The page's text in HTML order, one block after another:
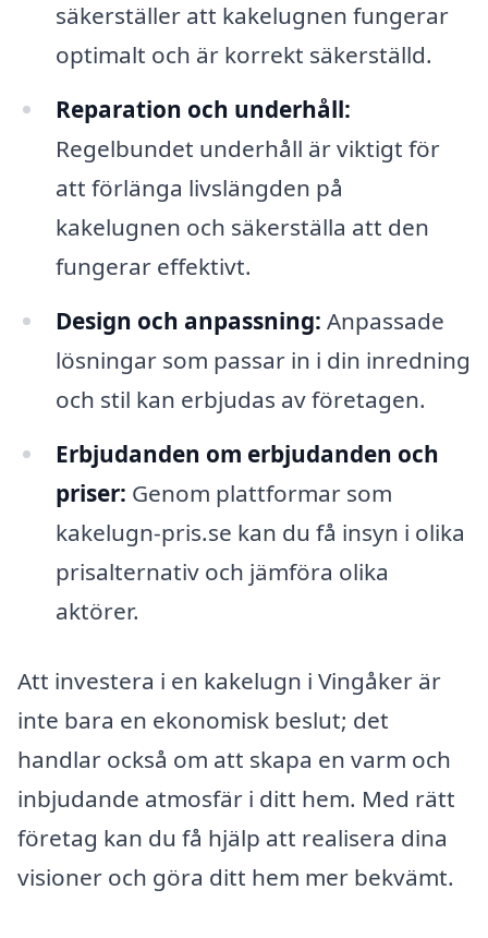
säkerställer att kakelugnen fungerar
optimalt och är korrekt säkerställd.
Reparation och underhåll:
Regelbundet underhåll är viktigt för
att förlänga livslängden på
kakelugnen och säkerställa att den
fungerar effektivt.
Design och anpassning: Anpassade
lösningar som passar in i din inredning
och stil kan erbjudas av företagen.
Erbjudanden om erbjudanden och
priser: Genom plattformar som
kakelugn-pris.se kan du få insyn i olika
prisalternativ och jämföra olika
aktörer.
Att investera i en kakelugn i Vingåker är
inte bara en ekonomisk beslut; det
handlar också om att skapa en varm och
inbjudande atmosfär i ditt hem. Med rätt
företag kan du få hjälp att realisera dina
visioner och göra ditt hem mer bekvämt.